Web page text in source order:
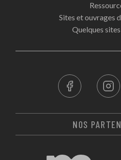
Sites et ouvrages
Quelques
NOS